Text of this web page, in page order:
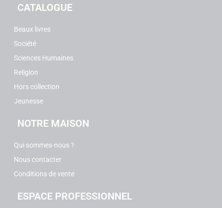
CATALOGUE
Beaux livres
Société
Sciences Humaines
Religion
Hors collection
Jeunesse
NOTRE MAISON
Qui sommes-nous ?
Nous contacter
Conditions de vente
ESPACE PROFESSIONNEL